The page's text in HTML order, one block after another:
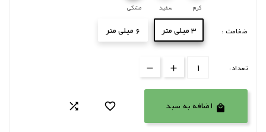
کرم سفید مشکی
ضخامت : 3 میلی متر 6 میلی متر
تعداد:
 اضافه به سبد 
